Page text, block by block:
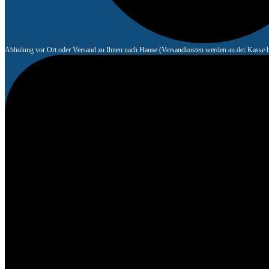
Abholung vor Ort oder Versand zu Ihnen nach Hause (Versandkosten werden an der Kasse